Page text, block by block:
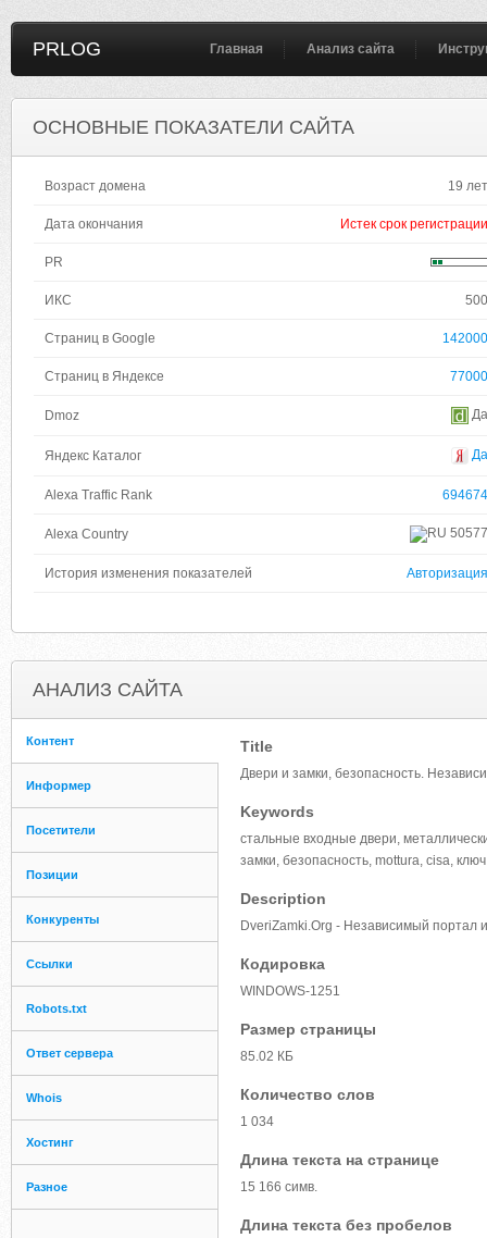
PRLOG Главная Анализ сайта
ОСНОВНЫЕ ПОКАЗАТЕЛИ САЙТА
Возраст домена 19 лет
Дата окончания Истек срок регистрации
PR
ИКС 500
Страниц в Google 142000
Страниц в Яндексе 77000
Dmoz Да
Яндекс Каталог Да
Alexa Traffic Rank 694674
Alexa Country 50577
История изменения показателей Авторизация
АНАЛИЗ САЙТА
Контент
Информер
Посетители
Позиции
Конкуренты
Ссылки
Robots.txt
Ответ сервера
Whois
Хостинг
Разное
Title
Двери и замки, безопасность.
Keywords
стальные входные двери,
замки, безопасность, mottura, cisa,
Description
DveriZamki.Org - Независимый портал
Кодировка
WINDOWS-1251
Размер страницы
85.02 КБ
Количество слов
1 034
Длина текста на странице
15 166 симв.
Длина текста без пробелов